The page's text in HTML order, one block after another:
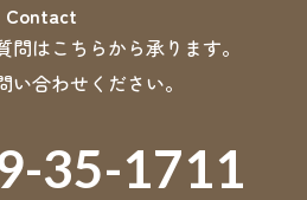
Contact
問はこちらから承ります。
い合わせください。
35-1711